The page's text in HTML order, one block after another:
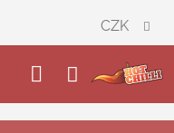
obsah
CZK